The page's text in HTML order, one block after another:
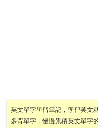
英文單字學習筆記，學習英文
多背單字，慢慢累積英文單字